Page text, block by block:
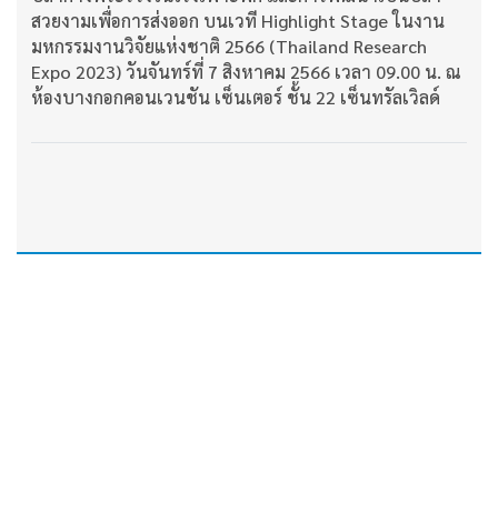
สวยงามเพื่อการส่งออก บนเวที Highlight Stage ในงาน
มหกรรมงานวิจัยแห่งชาติ 2566 (Thailand Research
Expo 2023) วันจันทร์ที่ 7 สิงหาคม 2566 เวลา 09.00 น. ณ
ห้องบางกอกคอนเวนชัน เซ็นเตอร์ ชั้น 22 เซ็นทรัลเวิลด์